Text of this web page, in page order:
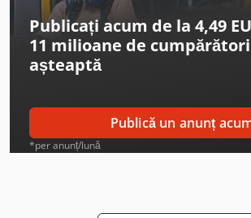
Graule As 450
Holzkraft Vsa 38 L
Huvema Hu 230 Dg
Linde E 10
Linde L 10
Publicați acum de la 4,49
11 milioane de cumpărători
așteaptă
Publică un anunț
*per anunț/lună